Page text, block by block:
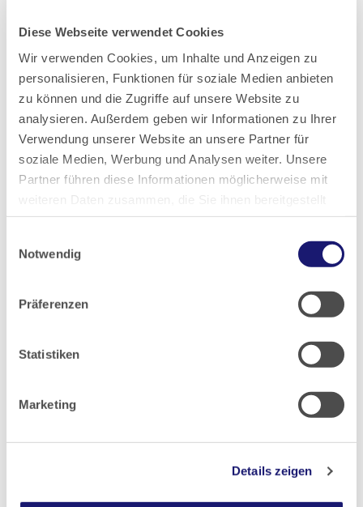
Diese Webseite verwendet Cookies
Wir verwenden Cookies, um Inhalte und Anzeigen zu
personalisieren, Funktionen für soziale Medien anbieten
zu können und die Zugriffe auf unsere Website zu
analysieren. Außerdem geben wir Informationen zu Ihrer
Verwendung unserer Website an unsere Partner für
soziale Medien, Werbung und Analysen weiter. Unsere
Partner führen diese Informationen möglicherweise mit
weiteren Daten zusammen, die Sie ihnen bereitgestellt
haben oder die sie im Rahmen Ihrer Nutzung der Dienste
Notwendig
Präferenzen
Statistiken
Marketing
Details zeigen
problemlos in dieser Männersprache. Schwierig,
kompliziert und verwirrend ist nur das Reden über
Frauen... Als ‚Problemgruppe’ dürfen wir uns mit
offenkundigen Behelfslösungen herumschlagen...“
Liebe Kolleginnen, liebe Kollegen, wir Frauen, wir
Ärztinnen, sind keine Problemgruppe, kein Gedöns
und gehören auch nicht „mit gemeint“. Ein
respektvoller, höflicher und korrekter Umgang
miteinander auch in der Sprache ist meiner Meinung
nach eine Selbstverständlichkeit in der heutigen Zeit
Landesärztekammer Hessen